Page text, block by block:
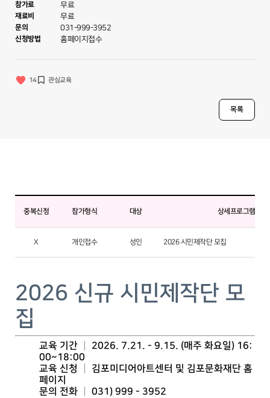
참가료 무료
재료비 무료
문의 031-999-3952
신청방법 홈페이지접수
14 관심교육
목록
중복신청 참가형식 대상 상세프로그램명
X 개인접수 성인 2026 시민제작단 모집
2026 신규 시민제작단 모
집
교육 기간 │ 2026. 7.21. - 9.15. (매주 화요일) 16:
00~18:00
교육 신청 │ 김포미디어아트센터 및 김포문화재단 홈
페이지
문의 전화 │ 031) 999 - 3952